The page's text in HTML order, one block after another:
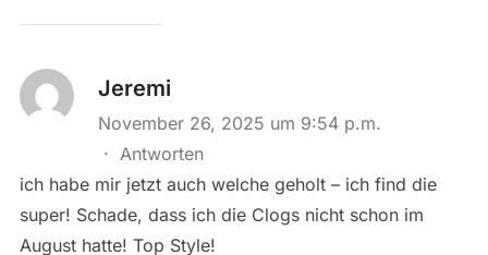
Jeremi
November 26, 2025 um 9:54 p.m.
· Antworten
ich habe mir jetzt auch welche geholt – ich find die
super! Schade, dass ich die Clogs nicht schon im
August hatte! Top Style!